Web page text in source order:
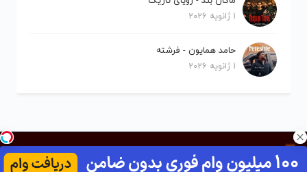
1 ژانویه 2026
حامد همایون - فرشته
1 ژانویه 2026
کلیه حقوق برای نیلو موزیک محفوظ است.